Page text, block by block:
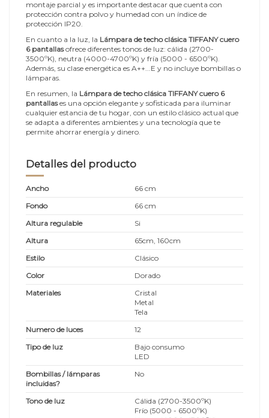
montaje parcial y es importante destacar que cuenta con
protección contra polvo y humedad con un índice de
protección IP20.
En cuanto a la luz, la Lámpara de techo clásica TIFFANY cuero
6 pantallasofrece diferentes tonos de luz: cálida (2700-
3500ºK), neutra (4000-4700ºK) y fría (5000 - 6500ºK).
Además, su clase energética es A++...E y no incluye bombillas o
lámparas.
En resumen, la Lámpara de techo clásica TIFFANY cuero 6
pantallases una opción elegante y sofisticada para iluminar
cualquier estancia de tu hogar, con un estilo clásico actual que
se adapta a diferentes ambientes y una tecnología que te
permite ahorrar energía y dinero.
Detalles del producto
Ancho
66 cm
Fondo
66 cm
Altura regulable
Si
Altura
65cm, 160cm
Estilo
Clásico
Color
Dorado
Materiales
Cristal
Metal
Tela
Numero de luces
12
Tipo de luz
Bajo consumo
LED
Bombillas / lámparas
incluidas?
No
Tono de luz
Cálida (2700-3500ºK)
Frío (5000 - 6500ºK)